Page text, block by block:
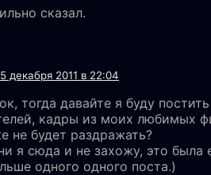
сказал.
декабря 2011 в 22:04
тогда давайте я буду
кадры из моих любимых
не будет раздражать?
я сюда и не захожу, это была
одного одного поста.)